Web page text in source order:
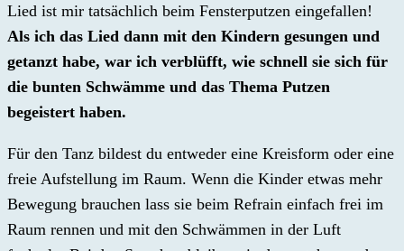
Lied ist mir tatsächlich beim Fensterputzen eingefallen!
Als ich das Lied dann mit den Kindern gesungen und
getanzt habe, war ich verblüfft, wie schnell sie sich für
die bunten Schwämme und das Thema Putzen
begeistert haben.
Für den Tanz bildest du entweder eine Kreisform oder eine
freie Aufstellung im Raum. Wenn die Kinder etwas mehr
Bewegung brauchen lass sie beim Refrain einfach frei im
Raum rennen und mit den Schwämmen in der Luft